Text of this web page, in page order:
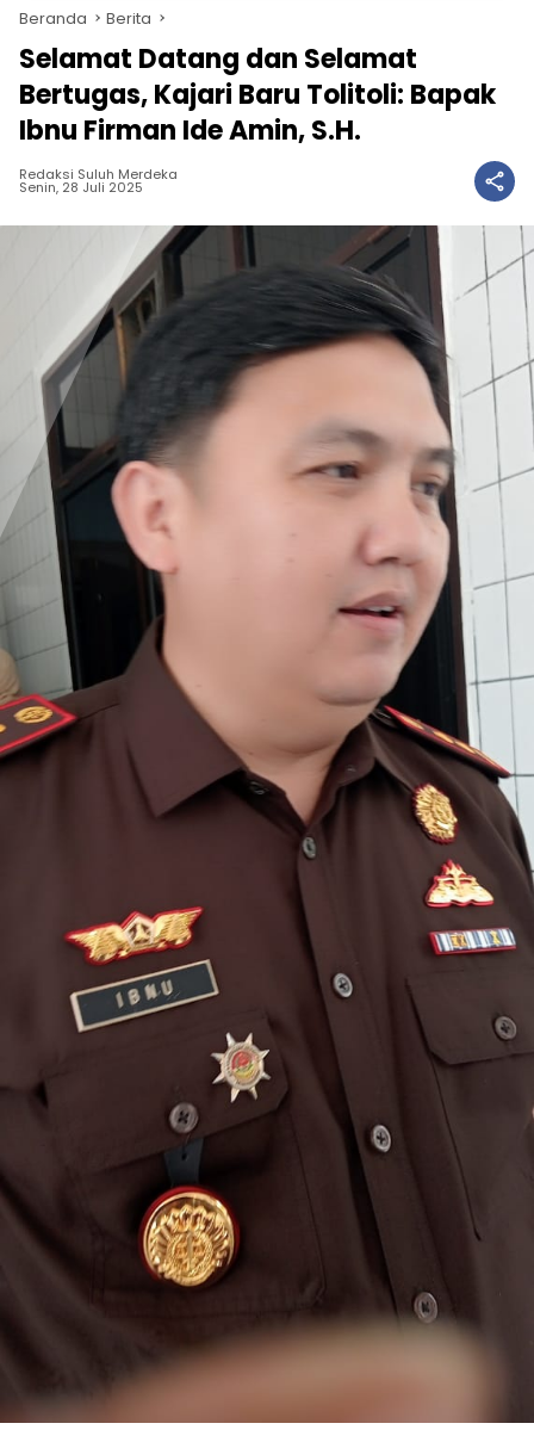
Beranda Berita
Selamat Datang dan Selamat
Bertugas, Kajari Baru Tolitoli: Bapak
Ibnu Firman Ide Amin, S.H.
Redaksi Suluh Merdeka
Senin, 28 Juli 2025